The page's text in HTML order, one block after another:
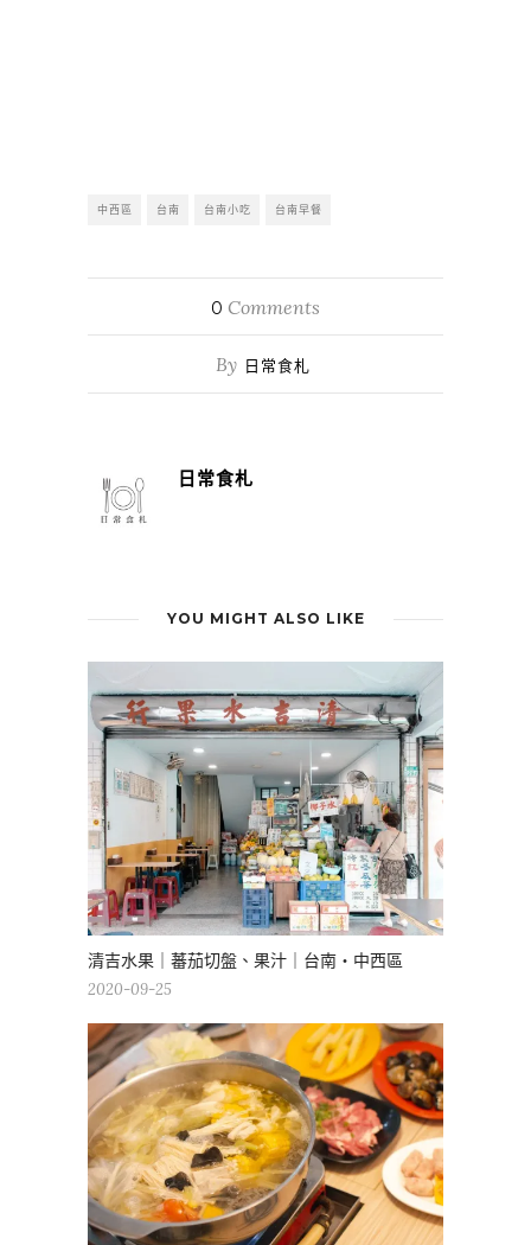
中西區 台南 台南小吃 台南早餐
0 Comments
By 日常食札
日常食札
YOU MIGHT ALSO LIKE
清吉水果｜蕃茄切盤、果汁｜台南・中西區
2020-09-25